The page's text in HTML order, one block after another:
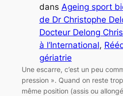
dans Ageing sport
de Dr Christophe
Docteur Delong
à l’International,
gériatrie
Une escarre, c’est un peu
pression ». Quand on reste
même position (assis ou